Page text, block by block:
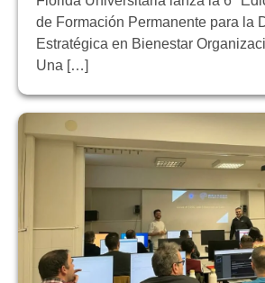
de Formación Permanente para la
Estratégica en Bienestar
Una […]